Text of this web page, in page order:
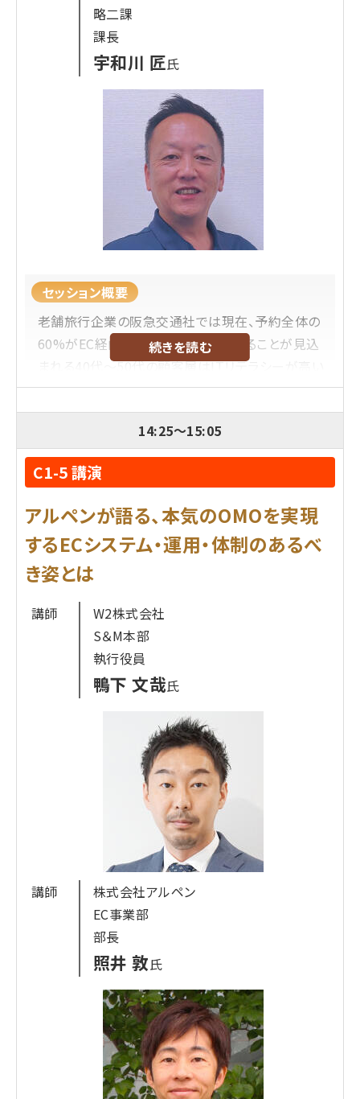
Shopifyのどういったポイントが評価されているの
かを知ることができる。
2020年のコロナ禍を機に、WEB事業に課題を感じ、
SNS担当に立候補。2022年からSNSを担当。運用
が止まっていたインスタグラム・Xを再運用。
2024年にWEB事業の責任者に就任。SNSと同じく
消極的な運用だったモール、ECサイトを統括し、そ
れぞれの役割を明確化。
「売上より顧客体験」という方針の元で、オンライン
上の顧客体験向上のために、一つ一つ課題解決に
略二課
課長
宇和川 匠氏
セッション概要
老舗旅行企業の阪急交通社では現在、予約全体の
60%がEC経由。将来コアな顧客になることが見込
まれる40代～50代の顧客層はITリテラシーが高い
ため、デジタルマーケティングに注力し、オンライン
での接点を拡充しています。DX戦略事業本部の宇
和川匠課長は長らくCRM施策を推進、現在はＷeb
マーケティング全般を管掌する人物。講演では、
LINEアカウントを活用したコミュニケーションの成
パーソナライズした顧客コミュニケーションなどに
関心があるEC担当者はぜひ聴講ください！
株式会社阪急交通社
宇和川 匠氏
1991年阪急交通社に入社。20年にわたり情報シス
テム部門で基幹システムの構築、ネット決済導入、顧
客データの統合管理とＣＲＭ推進を担当。
2013年に現ウェブ戦略部に異動。自社ＥＣサイト阪
急トラベルコムの管理運営、Ｗeb広告を含めＷeb
マーケティング全般に携わる。2019年からはより商
品に近いWeb販売セクションにてプッシュ媒体を統
括、特にLINEについては現在全社運用責任者とし
続きを読む
14:25～15:05
C1-5 講演
アルペンが語る、本気のOMOを実現
するECシステム・運用・体制のあるべ
き姿とは
講師
W2株式会社
S＆M本部
執行役員
鴨下 文哉氏
講師
株式会社アルペン
EC事業部
部長
照井 敦氏